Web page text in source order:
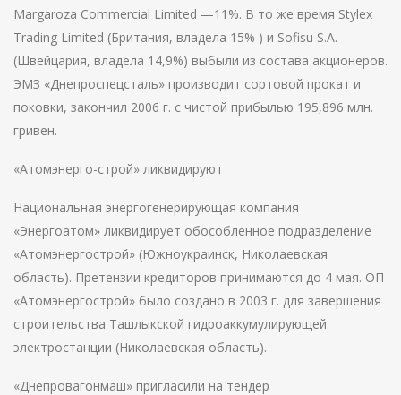
Margaroza Commercial Limited —11%. В то же время Stylex
Trading Limited (Британия, владела 15% ) и Sofisu S.A.
(Швейцария, владела 14,9%) выбыли из состава акционеров.
ЭМЗ «Днепроспецсталь» производит сортовой прокат и
поковки, закончил 2006 г. с чистой прибылью 195,896 млн.
гривен.
«Атомэнерго-строй» ликвидируют
Национальная энергогенерирующая компания
«Энергоатом» ликвидирует обособленное подразделение
«Атомэнергострой» (Южноукраинск, Николаевская
область). Претензии кредиторов принимаются до 4 мая. ОП
«Атомэнергострой» было создано в 2003 г. для завершения
строительства Ташлыкской гидроаккумулирующей
электростанции (Николаевская область).
«Днепровагонмаш» пригласили на тендер